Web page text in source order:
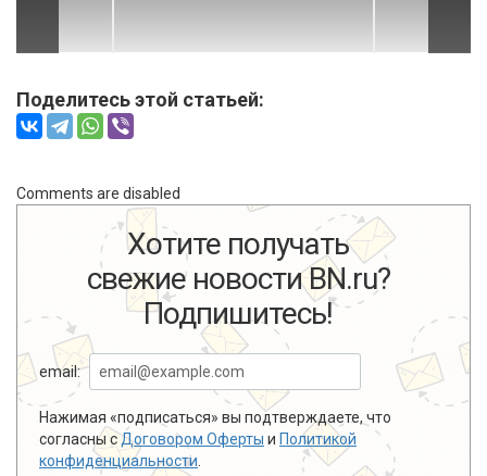
Поделитесь этой статьей:
Comments are disabled
Хотите получать
свежие новости BN.ru?
Подпишитесь!
email:
Нажимая «подписаться» вы подтверждаете, что
согласны сДоговором Оферты и Политикой
конфиденциальности.